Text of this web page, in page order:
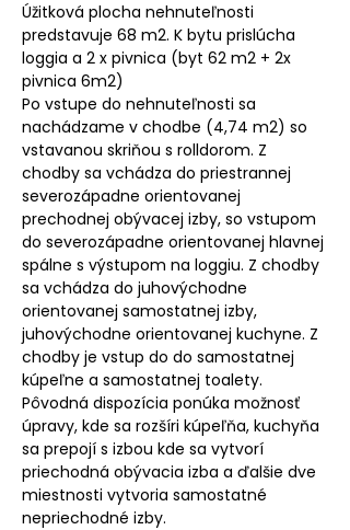
Úžitková plocha nehnuteľnosti
predstavuje 68 m2. K bytu prislúcha
loggia a 2 x pivnica (byt 62 m2 + 2x
pivnica 6m2)
Po vstupe do nehnuteľnosti sa
nachádzame v chodbe (4,74 m2) so
vstavanou skriňou s rolldorom. Z
chodby sa vchádza do priestrannej
severozápadne orientovanej
prechodnej obývacej izby, so vstupom
do severozápadne orientovanej hlavnej
spálne s výstupom na loggiu. Z chodby
sa vchádza do juhovýchodne
orientovanej samostatnej izby,
juhovýchodne orientovanej kuchyne. Z
chodby je vstup do do samostatnej
kúpeľne a samostatnej toalety.
Pôvodná dispozícia ponúka možnosť
úpravy, kde sa rozšíri kúpeľňa, kuchyňa
sa prepojí s izbou kde sa vytvorí
priechodná obývacia izba a ďalšie dve
miestnosti vytvoria samostatné
nepriechodné izby.